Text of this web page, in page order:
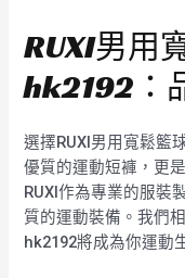
RUXI男用
hk2192：
選擇RUXI男用寬鬆籃
優質的運動短褲，更
RUXI作為專業的服裝
質的運動裝備。我們
hk2192將成為你運動